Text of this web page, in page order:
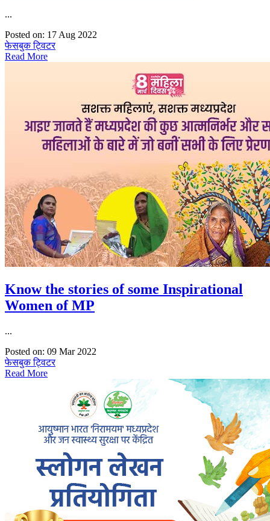
...
Posted on: 17 Aug 2022
फेसबुकट्विटर
Read More
Know the stories of some Inspirational
Women of MP
...
Posted on: 09 Mar 2022
फेसबुकट्विटर
Read More